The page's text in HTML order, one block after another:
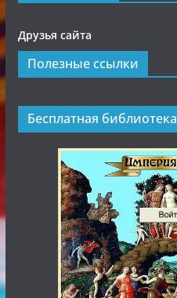
Друзья сайта
Полезные ссылки
Бесплатная библиотека